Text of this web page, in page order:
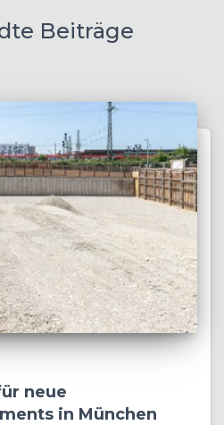
Beiträge
neue
in München